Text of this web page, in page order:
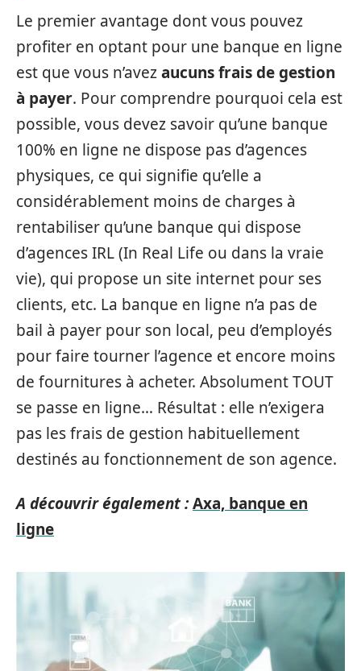
Le premier avantage dont vous pouvez
profiter en optant pour une banque en ligne
est que vous n’avezaucuns frais de gestion
à payer. Pour comprendre pourquoi cela est
possible, vous devez savoir qu’une banque
100% en ligne ne dispose pas d’agences
physiques, ce qui signifie qu’elle a
considérablement moins de charges à
rentabiliser qu’une banque qui dispose
d’agences IRL (In Real Life ou dans la vraie
vie), qui propose un site internet pour ses
clients, etc. La banque en ligne n’a pas de
bail à payer pour son local, peu d’employés
pour faire tourner l’agence et encore moins
de fournitures à acheter. Absolument TOUT
se passe en ligne… Résultat : elle n’exigera
pas les frais de gestion habituellement
destinés au fonctionnement de son agence.
A découvrir également :Axa, banque en
ligne